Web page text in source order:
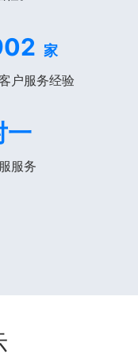
家
户服务经验
一
服务